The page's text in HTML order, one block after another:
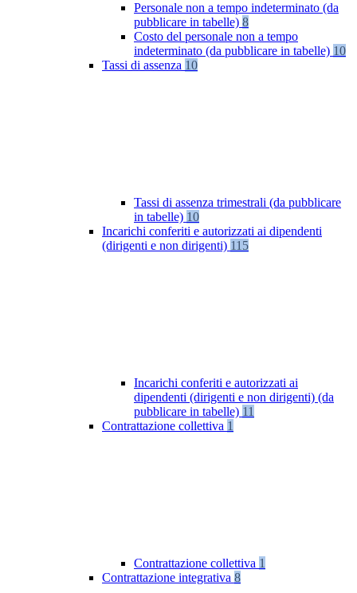
Personale non a tempo indeterminato (da
pubblicare in tabelle) 8
Costo del personale non a tempo
indeterminato (da pubblicare in tabelle) 10
Tassi di assenza 10
Tassi di assenza trimestrali (da pubblicare
in tabelle) 10
Incarichi conferiti e autorizzati ai dipendenti
(dirigenti e non dirigenti) 115
Incarichi conferiti e autorizzati ai
dipendenti (dirigenti e non dirigenti) (da
pubblicare in tabelle) 11
Contrattazione collettiva 1
Contrattazione collettiva 1
Contrattazione integrativa 8